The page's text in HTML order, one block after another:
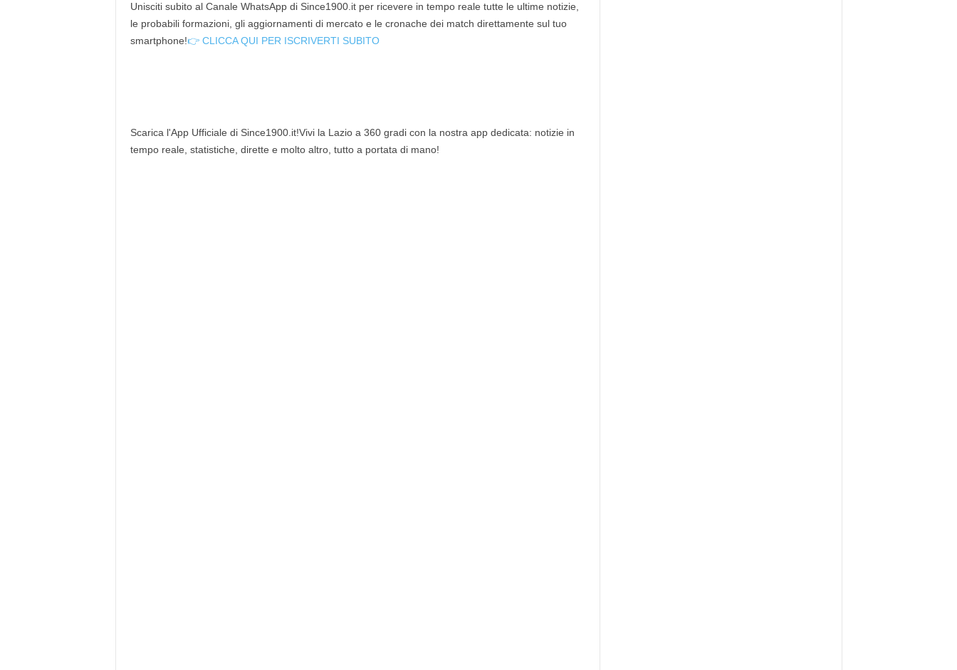
Unisciti subito al Canale WhatsApp di Since1900.it per ricevere in tempo reale tutte le ultime notizie,
le probabili formazioni, gli aggiornamenti di mercato e le cronache dei match direttamente sul tuo
smartphone!👉 CLICCA QUI PER ISCRIVERTI SUBITO
Scarica l'App Ufficiale di Since1900.it!Vivi la Lazio a 360 gradi con la nostra app dedicata: notizie in
tempo reale, statistiche, dirette e molto altro, tutto a portata di mano!